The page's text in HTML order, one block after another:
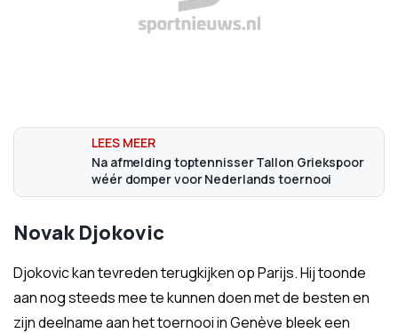
Na afmelding toptennisser Tallon Griekspoor
wéér domper voor Nederlands toernooi
Novak Djokovic
Djokovic kan tevreden terugkijken op Parijs. Hij toonde
aan nog steeds mee te kunnen doen met de besten en
zijn deelname aan het toernooi in Genève bleek een